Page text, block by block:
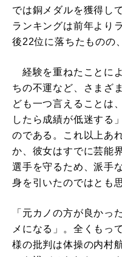
では銅メダルを獲得し
ランキングは前年より
後22位に落ちたものの
経験を重ねたことに
ちの不運など、さまざ
ども一つ言えることは
したら成績が低迷する
のである。これ以上あ
か、彼女はすでに芸能
選手を守るため、派手
身を引いたのではとも
「元カノの方が良かっ
メになる」。全くもっ
様の批判は体操の内村